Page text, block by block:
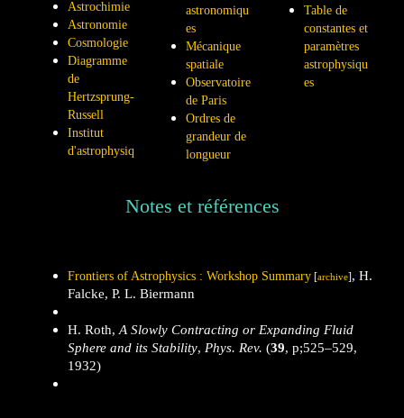
Astrochimie
Astronomie
Cosmologie
Diagramme
de
Hertzsprung-
Russell
Institut
d'astrophysiq
astronomiqu
es
Mécanique
spatiale
Observatoire
de Paris
Ordres de
grandeur de
longueur
Table de
constantes et
paramètres
astrophysiqu
es
Notes et références
Frontiers of Astrophysics : Workshop Summary [archive], H.
Falcke, P. L. Biermann
H. Roth, A Slowly Contracting or Expanding Fluid
Sphere and its Stability, Phys. Rev. (39, p;525–529,
1932)